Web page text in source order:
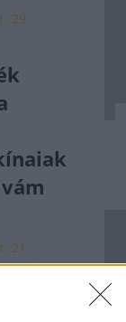
29.
21.